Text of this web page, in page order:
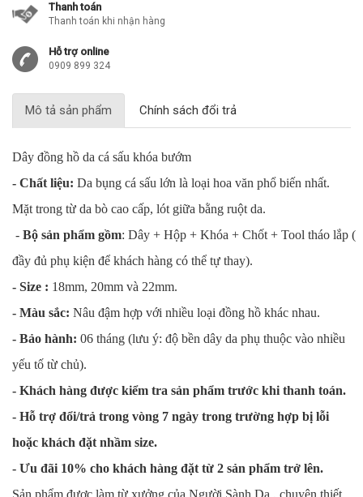
Thanh toán
Thanh toán khi nhận hàng
Hỗ trợ online
0909 899 324
Mô tả sản phẩm Chính sách đổi trả
Dây đồng hồ da cá sấu khóa bướm
- Chất liệu: Da bụng cá sấu lớn là loại hoa văn phổ biến nhất.
Mặt trong từ da bò cao cấp, lót giữa bằng ruột da.
- Bộ sản phẩm gồm: Dây + Hộp + Khóa + Chốt + Tool tháo lắp (
đầy đủ phụ kiện để khách hàng có thể tự thay).
- Size : 18mm, 20mm và 22mm.
- Màu sắc: Nâu đậm hợp với nhiều loại đồng hồ khác nhau.
- Bảo hành: 06 tháng (lưu ý: độ bền dây da phụ thuộc vào nhiều
yếu tố từ chủ).
- Khách hàng được kiểm tra sản phẩm trước khi thanh toán.
- Hỗ trợ đổi/trả trong vòng 7 ngày trong trường hợp bị lỗi
hoặc khách đặt nhầm size.
- Ưu đãi 10% cho khách hàng đặt từ 2 sản phẩm trở lên.
Sản phẩm được làm từ xưởng của Người Sành Da , chuyên thiết